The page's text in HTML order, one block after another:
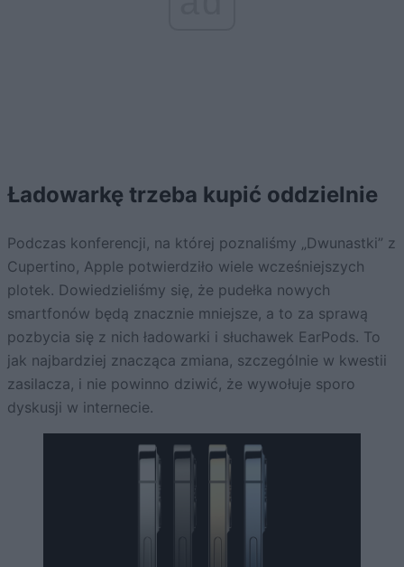
Ładowarkę trzeba kupić oddzielnie
Podczas konferencji, na której poznaliśmy „Dwunastki” z
Cupertino, Apple potwierdziło wiele wcześniejszych
plotek. Dowiedzieliśmy się, że pudełka nowych
smartfonów będą znacznie mniejsze, a to za sprawą
pozbycia się z nich ładowarki i słuchawek EarPods. To
jak najbardziej znacząca zmiana, szczególnie w kwestii
zasilacza, i nie powinno dziwić, że wywołuje sporo
dyskusji w internecie.